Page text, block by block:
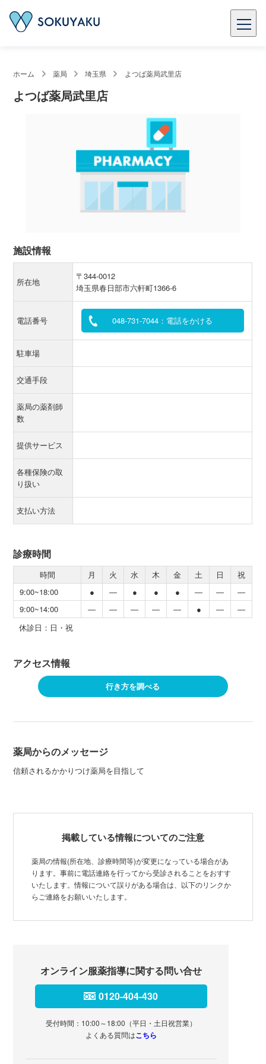
ホーム 薬局 埼玉県 よつば薬局武里店
よつば薬局武里店
施設情報
所在地
〒344-0012
埼玉県春日部市六軒町1366-6
電話番号 048-731-7044：電話をかける
駐車場
交通手段
薬局の薬剤師
数
提供サービス
各種保険の取
り扱い
支払い方法
診療時間
時間 月 火 水 木 金 土 日
祝
9:00~18:00
● ― ● ● ● ― ―
―
9:00~14:00
― ― ― ― ― ● ―
―
休診日：日・祝
アクセス情報
行き方を調べる
薬局からのメッセージ
信頼されるかかりつけ薬局を目指して
掲載している情報についてのご注意
薬局の情報(所在地、診療時間等)が変更になっている場合があ
ります。事前に電話連絡を行ってから受診されることをおすす
いたします。情報について誤りがある場合は、以下のリンクか
らご連絡をお願いいたします。
オンライン服薬指導に関する問い合せ
0120-404-430
受付時間：10:00～18:00（平日・土日祝営業）
よくある質問はこちら